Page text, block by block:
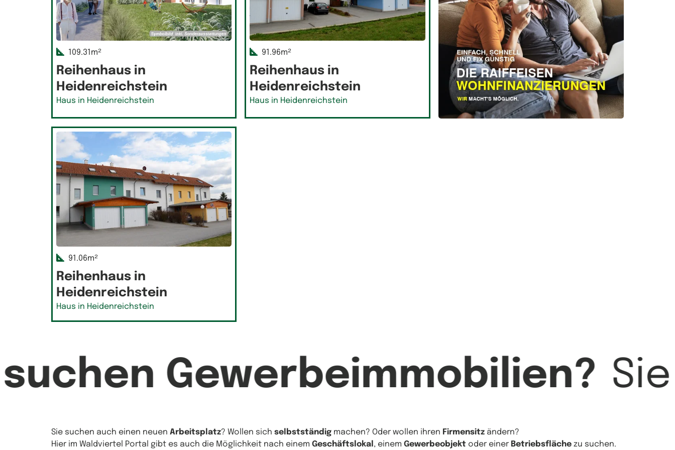
109.31m²
Reihenhaus in
Heidenreichstein
Haus in Heidenreichstein
91.96m²
Reihenhaus in
Heidenreichstein
Haus in Heidenreichstein
91.06m²
Reihenhaus in
Heidenreichstein
Haus in Heidenreichstein
suchen Gewerbeimmobilien?
Sie suchen auch einen neuen Arbeitsplatz? Wollen sich selbstständig machen? Oder wollen ihren Firmensitz ändern?
Hier im Waldviertel Portal gibt es auch die Möglichkeit nach einem Geschäftslokal , einem Gewerbeobjekt oder einer Betriebsfläche zu suchen.